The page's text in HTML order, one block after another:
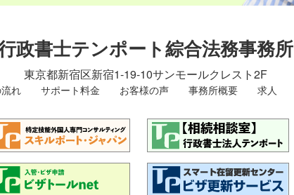
政書士テンポート綜合法務事務所
東京都新宿区新宿1-19-10サンモールクレスト2F
れ サポート料金 お客様の声 事務所概要 求人